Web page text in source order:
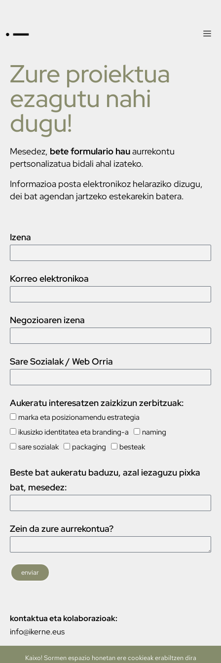
Zure proiektua
ezagutu nahi
dugu!
Mesedez, bete formulario hauaurrekontu
pertsonalizatua bidali ahal izateko.
Informazioa posta elektronikoz helaraziko dizugu,
dei bat agendan jartzeko estekarekin batera.
Izena
Korreo elektronikoa
Negozioaren izena
Sare Sozialak / Web Orria
Aukeratu interesatzen zaizkizun zerbitzuak:
marka eta posizionamendu estrategia
ikusizko identitatea eta branding-a
naming
sare sozialak
packaging besteak
Beste bat aukeratu baduzu, azal iezaguzu pixka
bat, mesedez:
Zein da zure aurrekontua?
enviar
kontaktuaeta kolaborazioak:
info@ikerne.eus
Kaixo! Sormen espazio honetan ere cookieak erabiltzen dira